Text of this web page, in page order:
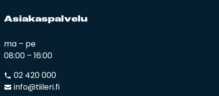
Asia­kas­pal­ve­lu
ma – pe
08:00 – 16:00
02 420 000
info@tiileri.fi